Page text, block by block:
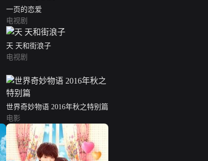
一页的恋爱
电视剧
天 天和街浪子
电视剧
世界奇妙物语 2016年秋之特别篇
电影